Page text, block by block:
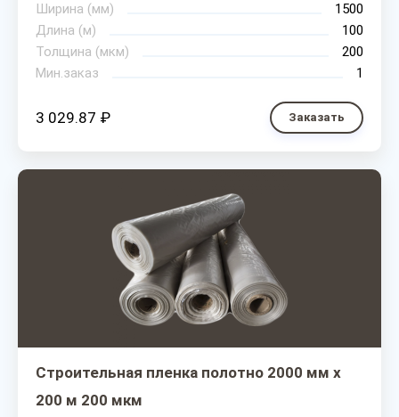
Ширина (мм)
1500
Длина (м)
100
Толщина (мкм)
200
Мин.заказ
1
3 029.87 ₽ Заказать
Строительная пленка полотно 2000 мм х
200 м 200 мкм